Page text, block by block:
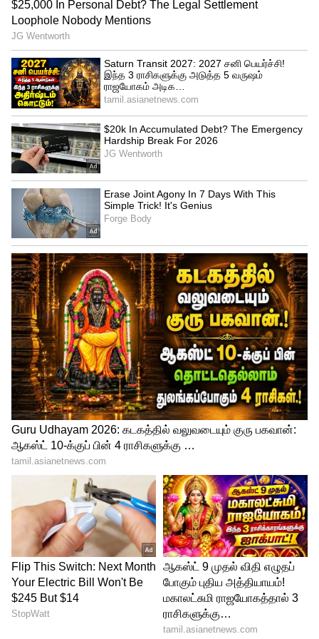
குணத்தை எதிர்த்து அறப்போர். காலியாக
உள்ள 300 பொறியாளர் பணிகளில்
ஒருவர்தான் தமிழினத்தவராம்! என்ன
கொடுமை இது!
சேலத்தில் பெரியாரை அனுமதிக்காத
பெரியார் பல்கலைக் கழகத்தில் காவிக்
கரையான்கள் கல்வியை செல்லரித்துக்
கொண்டுள்ள நிலைக்குக் கண்டன
அறவழிப் போராட்டம் - குமுறும் மக்களின்
கொந்தளிப்பு வன்முறைக்குப்
போய்விடாமல் - வழிமுறையோடு நடைபெற
- எதிர்ப்பு உணர்ச்சிகள் முறையான
வடிகாலாய் அமையும் வகையில், அந்தக்
கரையான்களைக் கட்டுப்படுத்தி, காவி
கட்டுவிரியன்களின் விஷப் பல்லைப்
பிடுங்க முன்னோட்ட அறப்போராட்டம்
வருகிற 11 ஆம் தேதி சேலம் கருப்பூர்
அருகில் நடைபெறவிருக்கிறது.